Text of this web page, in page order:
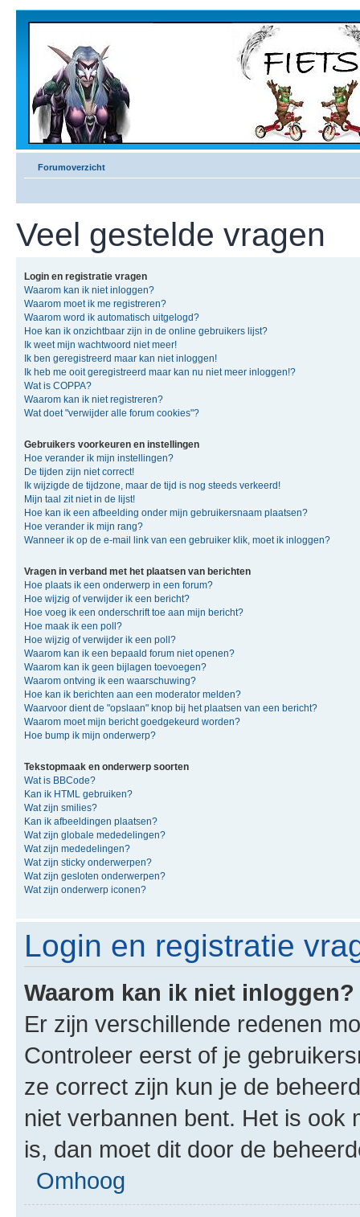
Forumoverzicht
Veel gestelde vragen
Login en registratie vragen
Waarom kan ik niet inloggen?
Waarom moet ik me registreren?
Waarom word ik automatisch uitgelogd?
Hoe kan ik onzichtbaar zijn in de online gebruikers lijst?
Ik weet mijn wachtwoord niet meer!
Ik ben geregistreerd maar kan niet inloggen!
Ik heb me ooit geregistreerd maar kan nu niet meer inloggen!?
Wat is COPPA?
Waarom kan ik niet registreren?
Wat doet "verwijder alle forum cookies"?
Gebruikers voorkeuren en instellingen
Hoe verander ik mijn instellingen?
De tijden zijn niet correct!
Ik wijzigde de tijdzone, maar de tijd is nog steeds verkeerd!
Mijn taal zit niet in de lijst!
Hoe kan ik een afbeelding onder mijn gebruikersnaam plaatsen?
Hoe verander ik mijn rang?
Wanneer ik op de e-mail link van een gebruiker klik, moet ik inloggen?
Vragen in verband met het plaatsen van berichten
Hoe plaats ik een onderwerp in een forum?
Hoe wijzig of verwijder ik een bericht?
Hoe voeg ik een onderschrift toe aan mijn bericht?
Hoe maak ik een poll?
Hoe wijzig of verwijder ik een poll?
Waarom kan ik een bepaald forum niet openen?
Waarom kan ik geen bijlagen toevoegen?
Waarom ontving ik een waarschuwing?
Hoe kan ik berichten aan een moderator melden?
Waarvoor dient de "opslaan" knop bij het plaatsen van een bericht?
Waarom moet mijn bericht goedgekeurd worden?
Hoe bump ik mijn onderwerp?
Tekstopmaak en onderwerp soorten
Wat is BBCode?
Kan ik HTML gebruiken?
Wat zijn smilies?
Kan ik afbeeldingen plaatsen?
Wat zijn globale mededelingen?
Wat zijn mededelingen?
Wat zijn sticky onderwerpen?
Wat zijn gesloten onderwerpen?
Wat zijn onderwerp iconen?
Login en registratie
Waarom kan ik niet inloggen?
Er zijn verschillende redenen
Controleer eerst of je
ze correct zijn kun je de
niet verbannen bent. Het is ook
is, dan moet dit door de
Omhoog